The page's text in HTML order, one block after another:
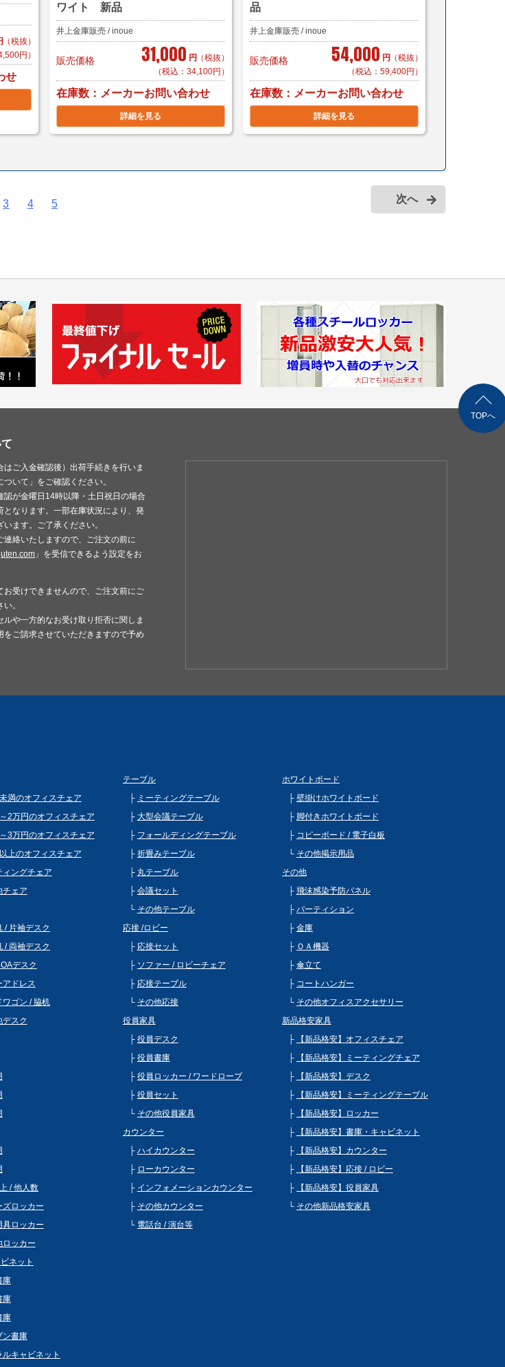
（税抜）
円）
せ
ワイト 新品
井上金庫販売 / inoue
販売価格 31,000 円 （税抜）
（税込：34,100円）
在庫数 メーカーお問い合わせ
詳細を見る
品
井上金庫販売 / inoue
販売価格 54,000 円 （税抜）
（税込：59,400円）
在庫数 メーカーお問い合わせ
詳細を見る
3 4 5 次へ
はご入金確認後）出荷手続きを行いま
いて」をご確認ください。
認が金曜日14時以降・土日祝日の場合
となります。一部在庫状況により、発
ます。ご了承ください。
連絡いたしますので、ご注文の前に
」を受信できるよう設定をお
お受けできませんので、ご注文前にご
。
ルや一方的なお受け取り拒否に関しま
をご請求させていただきますので予め
満のオフィスチェア
2万円のオフィスチェア
3万円のオフィスチェア
上のオフィスチェア
ィングチェア
チェア
/ 片袖デスク
/ 両袖デスク
デスク
アドレス
ワゴン / 脇机
デスク
/ 他人数
ズロッカー
具ロッカー
ロッカー
ネット
庫
庫
庫
ン書庫
ルキャビネット
テーブル
ミーティングテーブル
大型会議テーブル
フォールディングテーブル
折畳みテーブル
丸テーブル
会議セット
その他テーブル
応接 /ロビー
応接セット
ソファー / ロビーチェア
応接テーブル
その他応接
役員家具
役員デスク
役員書庫
役員ロッカー / ワードローブ
役員セット
その他役員家具
カウンター
ハイカウンター
ローカウンター
インフォメーションカウンター
その他カウンター
電話台 / 演台等
ホワイトボード
壁掛けホワイトボード
脚付きホワイトボード
コピーボード / 電子白板
その他掲示用品
その他
飛沫感染予防パネル
パーティション
金庫
ＯＡ機器
傘立て
コートハンガー
その他オフィスアクセサリー
新品格安家具
【新品格安】オフィスチェア
【新品格安】ミーティングチェア
【新品格安】デスク
【新品格安】ミーティングテーブル
【新品格安】ロッカー
【新品格安】書庫・キャビネット
【新品格安】カウンター
【新品格安】応接 / ロビー
【新品格安】役員家具
その他新品格安家具
TOPへ